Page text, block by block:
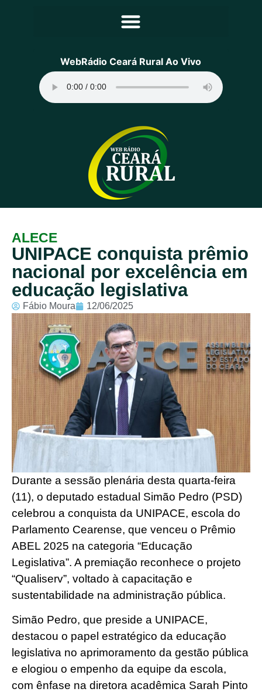
Principal
Programação
Equipe
Contato
Sobre
WebRádio Ceará Rural Ao Vivo
ALECE
UNIPACE conquista prêmio
nacional por excelência em
educação legislativa
Fábio Moura 12/06/2025
Durante a sessão plenária desta quarta-feira
(11), o deputado estadual Simão Pedro (PSD)
celebrou a conquista da UNIPACE, escola do
Parlamento Cearense, que venceu o Prêmio
ABEL 2025 na categoria “Educação
Legislativa”. A premiação reconhece o projeto
“Qualiserv”, voltado à capacitação e
sustentabilidade na administração pública.
Simão Pedro, que preside a UNIPACE,
destacou o papel estratégico da educação
legislativa no aprimoramento da gestão pública
e elogiou o empenho da equipe da escola,
com ênfase na diretora acadêmica Sarah Pinto